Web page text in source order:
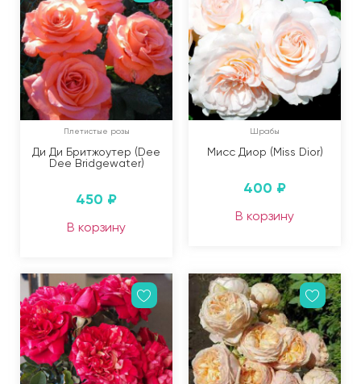
Плетистые розы
Ди Ди Бритжоутер (Dee
Dee Bridgewater)
450 ₽
В корзину
Шрабы
Мисс Диор (Miss Dior)
400 ₽
В корзину